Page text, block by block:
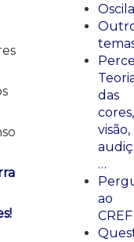
das
cores,
visão,
…
ao
CREF